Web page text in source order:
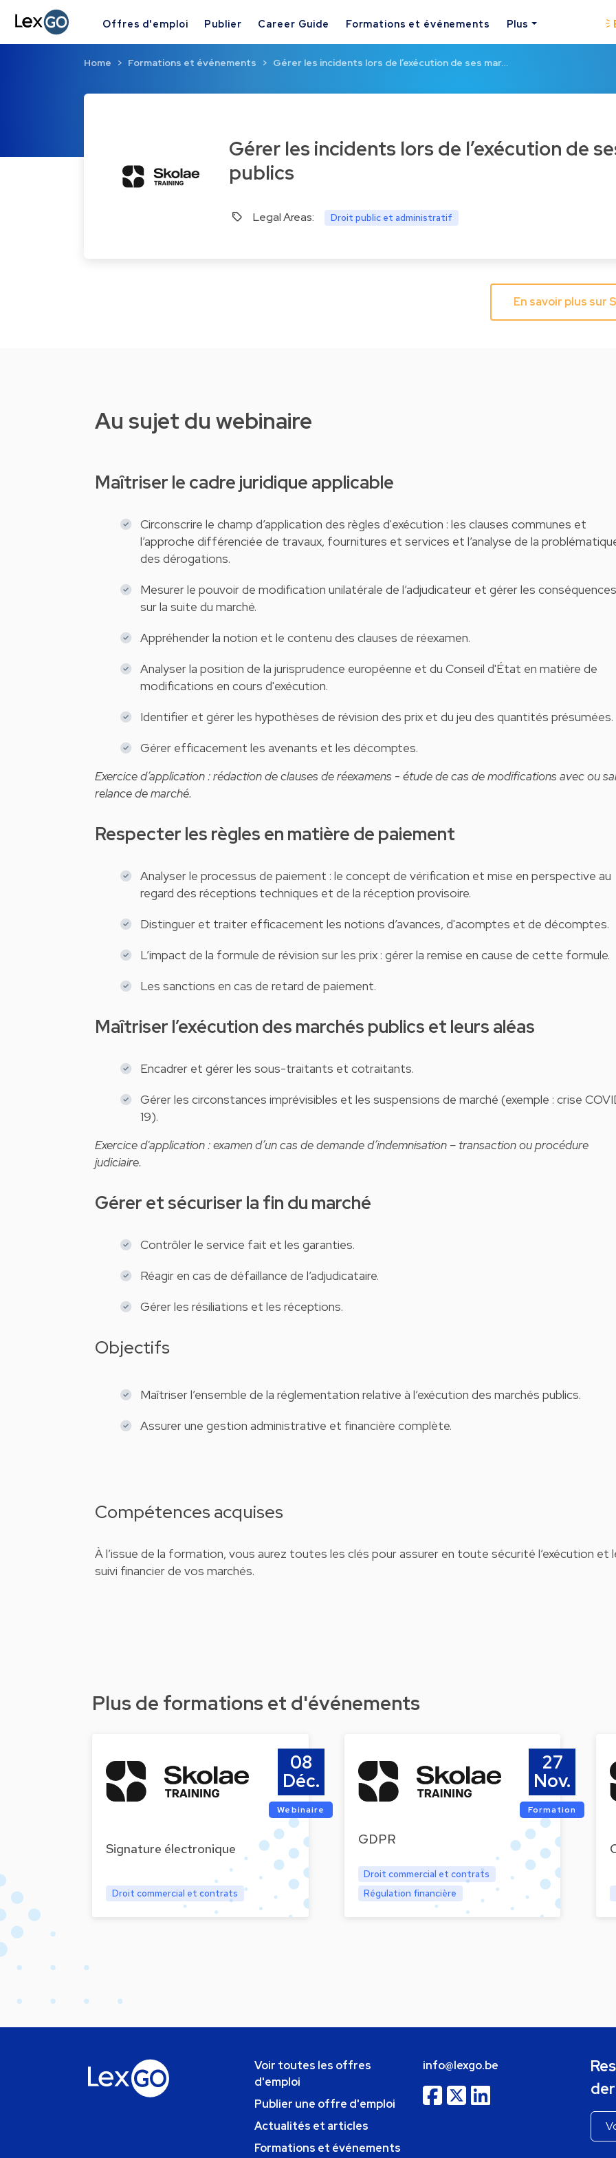
Offres d'emploi Publier Career Guide Formations et événements Plus
Home Formations et événements Gérer les incidents lors de l’exécution de ses mar…
Gérer les incidents lors de l’exécution de ses marchés
publics
Legal Areas: Droit public et administratif
En savoir plus sur
Au sujet du webinaire
Maîtriser le cadre juridique applicable
Circonscrire le champ d’application des règles d'exécution : les clauses communes et
l’approche différenciée de travaux, fournitures et services et l’analyse de la
des dérogations.
Mesurer le pouvoir de modification unilatérale de l’adjudicateur et gérer les
sur la suite du marché.
Appréhender la notion et le contenu des clauses de réexamen.
Analyser la position de la jurisprudence européenne et du Conseil d'État en matière de
modifications en cours d'exécution.
Identifier et gérer les hypothèses de révision des prix et du jeu des quantités présumées.
Gérer efficacement les avenants et les décomptes.
Exercice d’application : rédaction de clauses de réexamens - étude de cas de modifications avec ou
relance de marché.
Respecter les règles en matière de paiement
Analyser le processus de paiement : le concept de vérification et mise en perspective au
regard des réceptions techniques et de la réception provisoire.
Distinguer et traiter efficacement les notions d’avances, d'acomptes et de décomptes.
L’impact de la formule de révision sur les prix : gérer la remise en cause de cette formule.
Les sanctions en cas de retard de paiement.
Maîtriser l’exécution des marchés publics et leurs aléas
Encadrer et gérer les sous-traitants et cotraitants.
Gérer les circonstances imprévisibles et les suspensions de marché (exemple : crise
19).
Exercice d'application : examen d’un cas de demande d’indemnisation – transaction ou procédure
judiciaire.
Gérer et sécuriser la fin du marché
Contrôler le service fait et les garanties.
Réagir en cas de défaillance de l’adjudicataire.
Gérer les résiliations et les réceptions.
Objectifs
Maîtriser l’ensemble de la réglementation relative à l’exécution des marchés publics.
Assurer une gestion administrative et financière complète.
Compétences acquises
À l’issue de la formation, vous aurez toutes les clés pour assurer en toute sécurité l’exécution et
suivi financier de vos marchés.
Plus de formations et d'événements
Signature électronique
Droit commercial et contrats
08
Déc.
Webinaire
GDPR
Droit commercial et contrats
Régulation financière
27
Nov.
Formation
Voir toutes les offres
d'emploi
Publier une offre d'emploi
Actualités et articles
Formations et événements
info@lexgo.be